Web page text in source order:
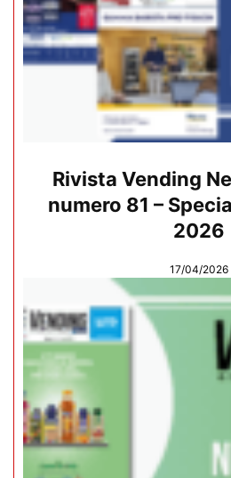
Rivista Vending
numero 81 –
2026
17/04/2026